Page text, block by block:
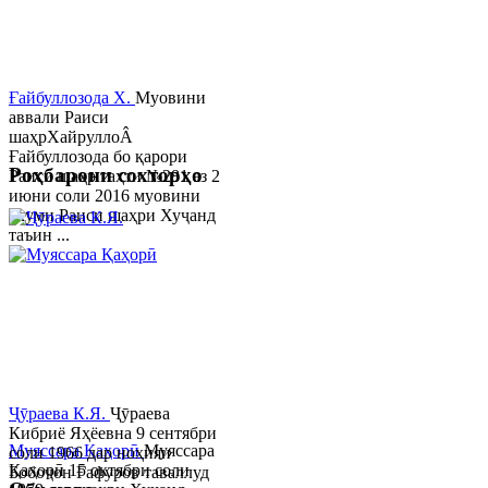
Ғайбуллозода Х. Муовини
аввали Раиси
шаҳрХайруллоÂ
Ғайбуллозода бо қарори
Раиси шаҳр таҳти №281 аз 2
июни соли 2016 муовини
якуми Раиси шаҳри Хуҷанд
таъин ...
Муяссара ҚаҳорӣМуяссара
Қаҳорӣ 15 октябри соли
Роҳбарони сохторҳо
Ҷӯраева К.Я. Ҷӯраева
Кибриё Яҳёевна 9 сентябри
соли 1966 дар ноҳияи
Бобоҷон Ғафуров таваллуд